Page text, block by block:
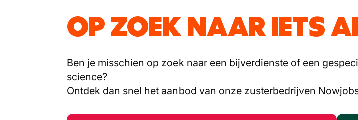
OP ZOEK NAAR IETS
Ben je misschien op zoek naar een bijverdienste of een
science?
Ontdek dan snel het aanbod van onze zusterbedrijven